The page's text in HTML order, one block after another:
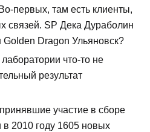
первых, там есть клиенты,
связей. SP Дека Дураболин
Dragon Ульяновск?
что-то не
результат
участие в сборе
в 2010 году 1605 новых